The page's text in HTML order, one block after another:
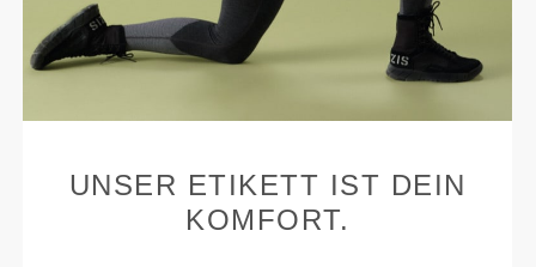
UNSER ETIKETT IST DEIN
KOMFORT.